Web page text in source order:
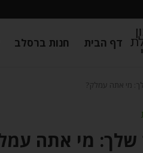
דף הבית חנות ברסלב
מי אתה עמלק?
שלך: מי אתה